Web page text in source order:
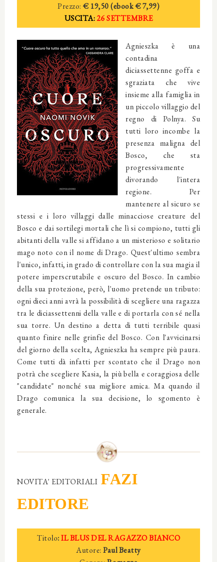
Prezzo: € 19,50 (ebook € 7,99)
USCITA:26 SETTEMBRE
Agnieszka è una
contadina
diciassettenne goffa e
sgraziata che vive
insieme alla famiglia in
un piccolo villaggio del
regno di Polnya. Su
tutti loro incombe la
presenza maligna del
Bosco, che sta
progressivamente
divorando l'intera
regione. Per
mantenere al sicuro se
stessi e i loro villaggi dalle minacciose creature del
Bosco e dai sortilegi mortali che lì si compiono, tutti gli
abitanti della valle si affidano a un misterioso e solitario
mago noto con il nome di Drago. Quest'ultimo sembra
l'unico, infatti, in grado di controllare con la sua magia il
potere imperscrutabile e oscuro del Bosco. In cambio
della sua protezione, però, l'uomo pretende un tributo:
ogni dieci anni avrà la possibilità di scegliere una ragazza
tra le diciassettenni della valle e di portarla con sé nella
sua torre. Un destino a detta di tutti terribile quasi
quanto finire nelle grinfie del Bosco. Con l'avvicinarsi
del giorno della scelta, Agnieszka ha sempre più paura.
Come tutti dà infatti per scontato che il Drago non
potrà che scegliere Kasia, la più bella e coraggiosa delle
"candidate" nonché sua migliore amica. Ma quando il
Drago comunica la sua decisione, lo sgomento è
generale.
NOVITA' EDITORIALI FAZI
EDITORE
Titolo:IL BLUS DEL RAGAZZO BIANCO
Autore:Paul Beatty